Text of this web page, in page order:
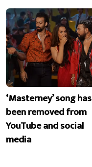
‘Masterney’ song has
been removed from
YouTube and social
media